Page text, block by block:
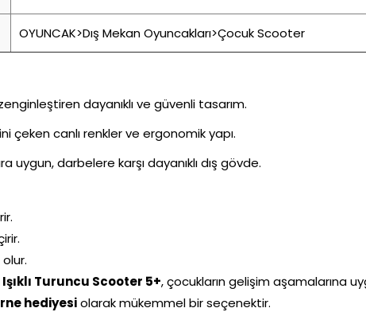
OYUNCAK>Dış Mekan Oyuncakları>Çocuk Scooter
dayanıklı ve güvenli tasarım.
çeken canlı renkler ve ergonomik yapı.
uygun, darbelere karşı dayanıklı dış gövde.
Turuncu Scooter 5+, çocukların gelişim aşamalarına
hediyesiolarak mükemmel bir seçenektir.